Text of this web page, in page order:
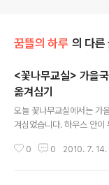
꿈뜰의 하루 의 다른
<꽃나무교실> 가을
옮겨심기
오늘 꽃나무교실에서는 가
겨심었습니다. 하우스 안이
래에서 했습니다. 꺾꽂이한
0 0 2010. 7. 14.